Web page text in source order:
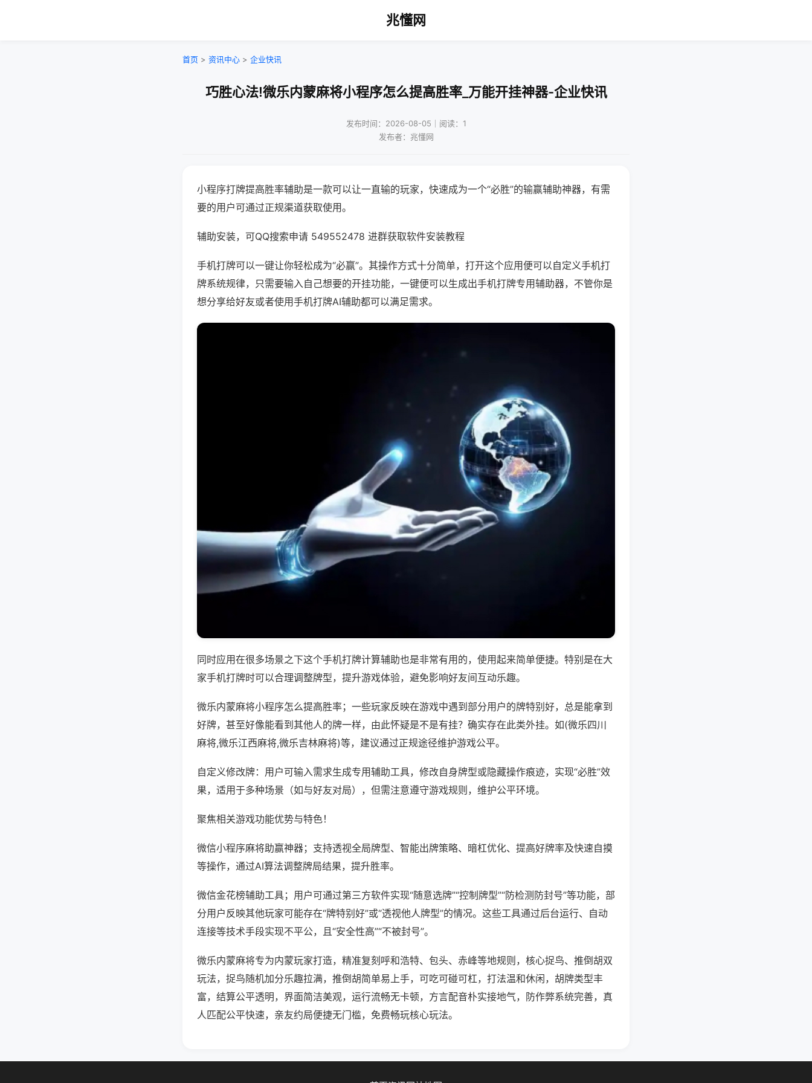
兆懂网
首页 > 资讯中心 > 企业快讯
巧胜心法!微乐内蒙麻将小程序怎么提高胜率_万能开挂神器-企业快讯
发布时间：2026-08-05｜阅读：1
发布者：兆懂网
小程序打牌提高胜率辅助是一款可以让一直输的玩家，快速成为一个“必胜”的输赢辅助神器，有需
要的用户可通过正规渠道获取使用。
辅助安装，可QQ搜索申请 549552478 进群获取软件安装教程
手机打牌可以一键让你轻松成为“必赢”。其操作方式十分简单，打开这个应用便可以自定义手机打
牌系统规律，只需要输入自己想要的开挂功能，一键便可以生成出手机打牌专用辅助器，不管你是
想分享给好友或者使用手机打牌AI辅助都可以满足需求。
同时应用在很多场景之下这个手机打牌计算辅助也是非常有用的，使用起来简单便捷。特别是在大
家手机打牌时可以合理调整牌型，提升游戏体验，避免影响好友间互动乐趣。
微乐内蒙麻将小程序怎么提高胜率；一些玩家反映在游戏中遇到部分用户的牌特别好，总是能拿到
好牌，甚至好像能看到其他人的牌一样，由此怀疑是不是有挂？确实存在此类外挂。如(微乐四川
麻将,微乐江西麻将,微乐吉林麻将)等，建议通过正规途径维护游戏公平。
自定义修改牌：用户可输入需求生成专用辅助工具，修改自身牌型或隐藏操作痕迹，实现“必胜”效
果，适用于多种场景（如与好友对局），但需注意遵守游戏规则，维护公平环境。
聚焦相关游戏功能优势与特色！
微信小程序麻将助赢神器；支持透视全局牌型、智能出牌策略、暗杠优化、提高好牌率及快速自摸
等操作，通过AI算法调整牌局结果，提升胜率。
微信金花榜辅助工具；用户可通过第三方软件实现“随意选牌”“控制牌型”“防检测防封号”等功能，部
分用户反映其他玩家可能存在“牌特别好”或“透视他人牌型”的情况。这些工具通过后台运行、自动
连接等技术手段实现不平公，且“安全性高”“不被封号”。
微乐内蒙麻将专为内蒙玩家打造，精准复刻呼和浩特、包头、赤峰等地规则，核心捉鸟、推倒胡双
玩法，捉鸟随机加分乐趣拉满，推倒胡简单易上手，可吃可碰可杠，打法温和休闲，胡牌类型丰
富，结算公平透明，界面简洁美观，运行流畅无卡顿，方言配音朴实接地气，防作弊系统完善，真
人匹配公平快速，亲友约局便捷无门槛，免费畅玩核心玩法。